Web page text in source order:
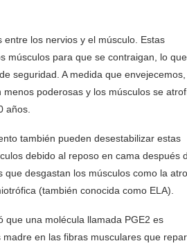
los nervios y el músculo. Estas
músculos para que se contraigan, lo que
seguridad. A medida que envejecemos,
poderosas y los músculos se
años.
también pueden desestabilizar estas
debido al reposo en cama después
desgastan los músculos como la
(también conocida como ELA).
que una molécula llamada PGE2 es
en las fibras musculares que